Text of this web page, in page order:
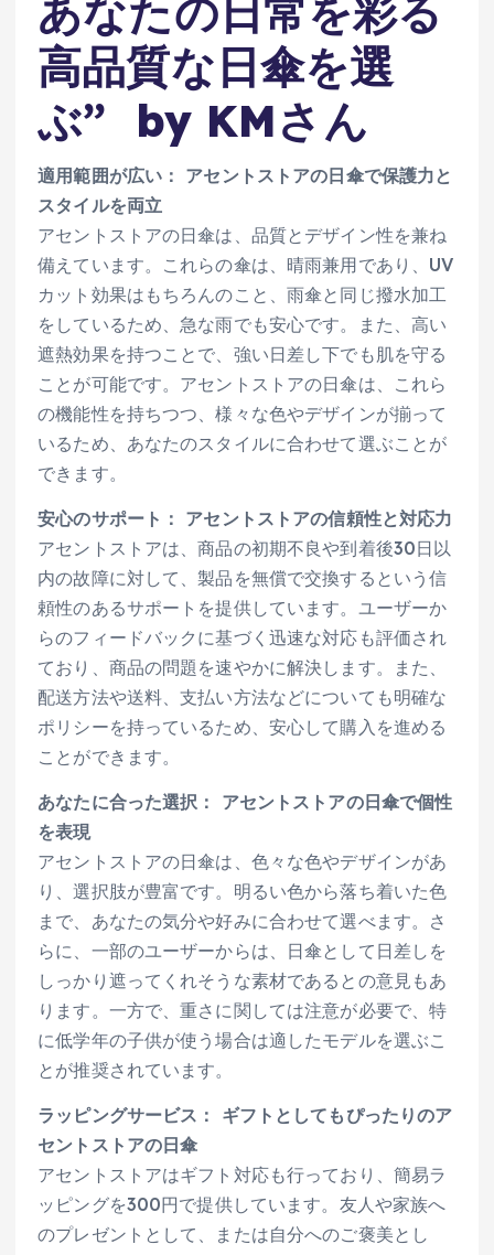
あなたの日常を彩る
高品質な日傘を選
ぶ” by KMさん
適用範囲が広い： アセントストアの日傘で保護力と
スタイルを両立
アセントストアの日傘は、品質とデザイン性を兼ね
備えています。これらの傘は、晴雨兼用であり、UV
カット効果はもちろんのこと、雨傘と同じ撥水加工
をしているため、急な雨でも安心です。また、高い
遮熱効果を持つことで、強い日差し下でも肌を守る
ことが可能です。アセントストアの日傘は、これら
の機能性を持ちつつ、様々な色やデザインが揃って
いるため、あなたのスタイルに合わせて選ぶことが
できます。
安心のサポート： アセントストアの信頼性と対応力
アセントストアは、商品の初期不良や到着後30日以
内の故障に対して、製品を無償で交換するという信
頼性のあるサポートを提供しています。ユーザーか
らのフィードバックに基づく迅速な対応も評価され
ており、商品の問題を速やかに解決します。また、
配送方法や送料、支払い方法などについても明確な
ポリシーを持っているため、安心して購入を進める
ことができます。
あなたに合った選択： アセントストアの日傘で個性
を表現
アセントストアの日傘は、色々な色やデザインがあ
り、選択肢が豊富です。明るい色から落ち着いた色
まで、あなたの気分や好みに合わせて選べます。さ
らに、一部のユーザーからは、日傘として日差しを
しっかり遮ってくれそうな素材であるとの意見もあ
ります。一方で、重さに関しては注意が必要で、特
に低学年の子供が使う場合は適したモデルを選ぶこ
とが推奨されています。
ラッピングサービス： ギフトとしてもぴったりのア
セントストアの日傘
アセントストアはギフト対応も行っており、簡易ラ
ッピングを300円で提供しています。友人や家族へ
のプレゼントとして、または自分へのご褒美とし